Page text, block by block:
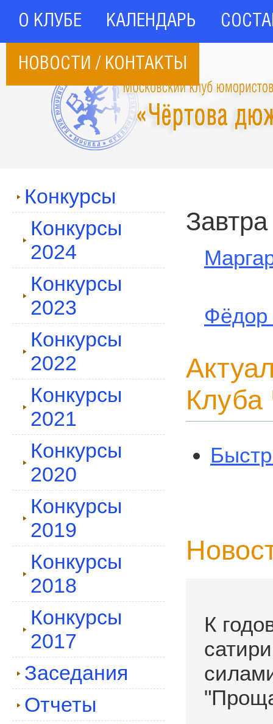
О КЛУБЕ КАЛЕНДАРЬ
НОВОСТИ / КОНТАКТЫ
Конкурсы
Конкурсы
2024
Конкурсы
2023
Конкурсы
2022
Конкурсы
2021
Конкурсы
2020
Конкурсы
2019
Конкурсы
2018
Конкурсы
2017
Заседания
Отчеты
Фёдор
К